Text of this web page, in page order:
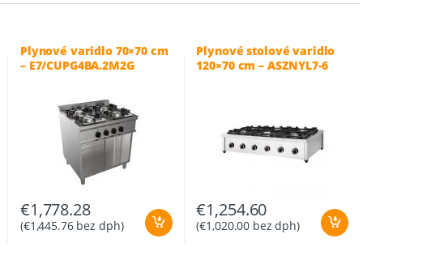
Plynové varidlo 70×70 cm
– E7/CUPG4BA.2M2G
€1,778.28
(€1,445.76bez dph)
Plynové stolové varidlo
120×70 cm – ASZNYL7-6
€1,254.60
(€1,020.00 bez dph)